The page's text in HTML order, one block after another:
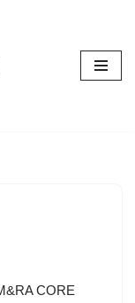
CORE